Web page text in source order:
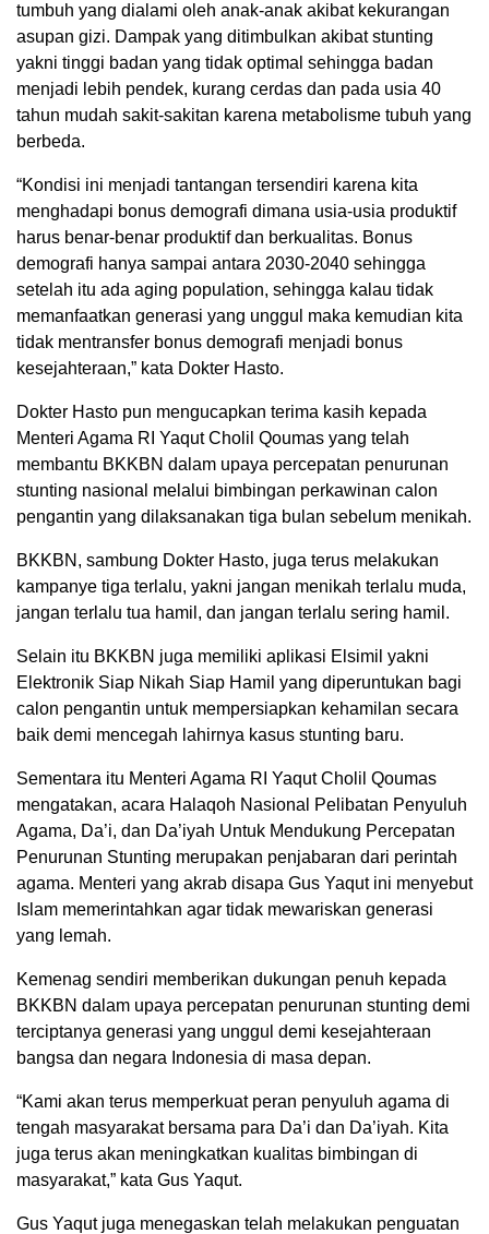
tumbuh yang dialami oleh anak-anak akibat kekurangan
asupan gizi. Dampak yang ditimbulkan akibat stunting
yakni tinggi badan yang tidak optimal sehingga badan
menjadi lebih pendek, kurang cerdas dan pada usia 40
tahun mudah sakit-sakitan karena metabolisme tubuh yang
berbeda.
“Kondisi ini menjadi tantangan tersendiri karena kita
menghadapi bonus demografi dimana usia-usia produktif
harus benar-benar produktif dan berkualitas. Bonus
demografi hanya sampai antara 2030-2040 sehingga
setelah itu ada aging population, sehingga kalau tidak
memanfaatkan generasi yang unggul maka kemudian kita
tidak mentransfer bonus demografi menjadi bonus
kesejahteraan,” kata Dokter Hasto.
Dokter Hasto pun mengucapkan terima kasih kepada
Menteri Agama RI Yaqut Cholil Qoumas yang telah
membantu BKKBN dalam upaya percepatan penurunan
stunting nasional melalui bimbingan perkawinan calon
pengantin yang dilaksanakan tiga bulan sebelum menikah.
BKKBN, sambung Dokter Hasto, juga terus melakukan
kampanye tiga terlalu, yakni jangan menikah terlalu muda,
jangan terlalu tua hamil, dan jangan terlalu sering hamil.
Selain itu BKKBN juga memiliki aplikasi Elsimil yakni
Elektronik Siap Nikah Siap Hamil yang diperuntukan bagi
calon pengantin untuk mempersiapkan kehamilan secara
baik demi mencegah lahirnya kasus stunting baru.
Sementara itu Menteri Agama RI Yaqut Cholil Qoumas
mengatakan, acara Halaqoh Nasional Pelibatan Penyuluh
Agama, Da’i, dan Da’iyah Untuk Mendukung Percepatan
Penurunan Stunting merupakan penjabaran dari perintah
agama. Menteri yang akrab disapa Gus Yaqut ini menyebut
Islam memerintahkan agar tidak mewariskan generasi
yang lemah.
Kemenag sendiri memberikan dukungan penuh kepada
BKKBN dalam upaya percepatan penurunan stunting demi
terciptanya generasi yang unggul demi kesejahteraan
bangsa dan negara Indonesia di masa depan.
“Kami akan terus memperkuat peran penyuluh agama di
tengah masyarakat bersama para Da’i dan Da’iyah. Kita
juga terus akan meningkatkan kualitas bimbingan di
masyarakat,” kata Gus Yaqut.
Gus Yaqut juga menegaskan telah melakukan penguatan